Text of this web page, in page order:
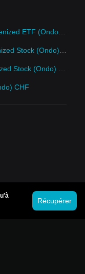
Calculateur Vanguard Energy ETF Tokenized ETF (Ondo) CHF
Calculateur Axcelis Technologies Tokenized Stock (Ondo) CHF
Calculateur Trane Technologies Tokenized Stock (Ondo) CHF
CHF
Récupérer